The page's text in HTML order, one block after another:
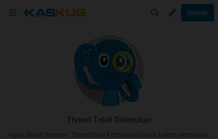
Masuk
Thread Tidak Ditemukan
Agan dapat mencari Thread dan Komunitas pada kolom pencarian.